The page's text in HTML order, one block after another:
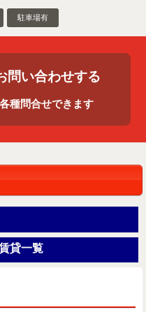
駐車場有
問い合わせする
種問合せできます
貸一覧